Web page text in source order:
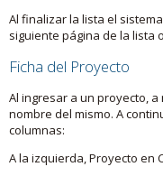
Al finalizar la lista el
siguiente página de la lista
Ficha del Proyecto
Al ingresar a un proyecto,
nombre del mismo. A
columnas:
A la izquierda, Proyecto en